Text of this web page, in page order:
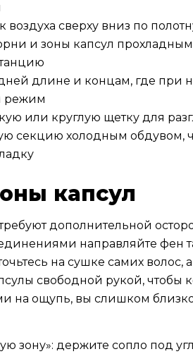
воздуха сверху вниз по
и зоны капсул
длине и концам, где при
режим
или круглую щетку для
секцию холодным обдувом,
капсул
дополнительной
направляйте фен
на сушке самих волос,
свободной рукой, чтобы
на ощупь, вы слишком
зону»: держите сопло под